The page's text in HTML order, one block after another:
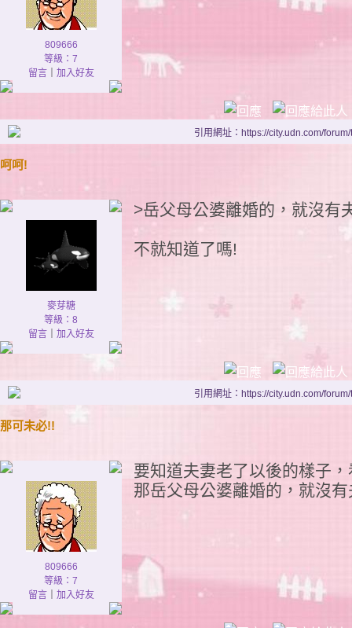
809666
等級：7
留言｜ 加入好友
引用網址：https://city.udn.com/
呵呵!
麥芽糖
等級：8
留言｜ 加入好友
>岳父母公婆離婚的，就沒有
不就知道了嗎!
引用網址：https://city.udn.com/
那可未必!!
809666
等級：7
留言｜ 加入好友
要知道夫妻老了以後的樣子
那岳父母公婆離婚的，就沒